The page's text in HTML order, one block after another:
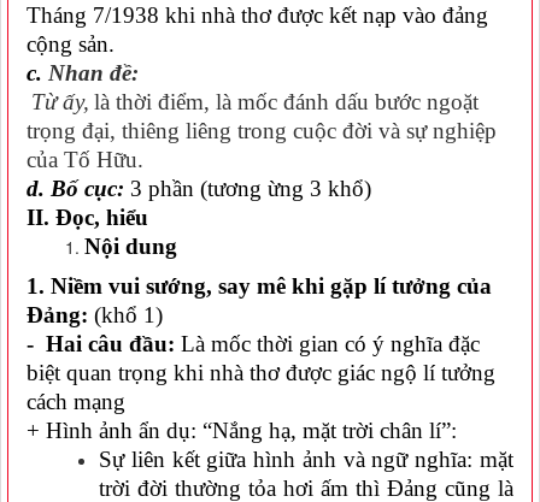
Tháng 7/1938 khi nhà thơ được kết nạp vào đảng
cộng sản.
c. Nhan đề:
Từ ấy, là thời điểm, là mốc đánh dấu bước ngoặt
trọng đại, thiêng liêng trong cuộc đời và sự nghiệp
của Tố Hữu.
d. Bố cục: 3 phần (tương ừng 3 khổ)
II. Đọc, hiểu
Nội dung
1. Niềm vui sướng, say mê khi gặp lí tưởng của
Đảng: (khổ 1)
- Hai câu đầu: Là mốc thời gian có ý nghĩa đặc
biệt quan trọng khi nhà thơ được giác ngộ lí tưởng
cách mạng
+ Hình ảnh ẩn dụ: “Nắng hạ, mặt trời chân lí”:
Sự liên kết giữa hình ảnh và ngữ nghĩa: mặt
trời đời thường tỏa hơi ấm thì Đảng cũng là